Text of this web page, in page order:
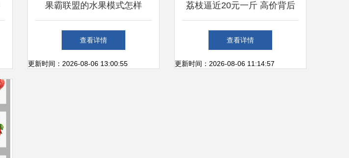
果霸联盟的水果模式怎样
查看详情
更新时间：2026-08-06 13:00:55
荔枝逼近20元一斤 高价背后
的消费新观察
查看详情
更新时间：2026-08-06 11:14:57